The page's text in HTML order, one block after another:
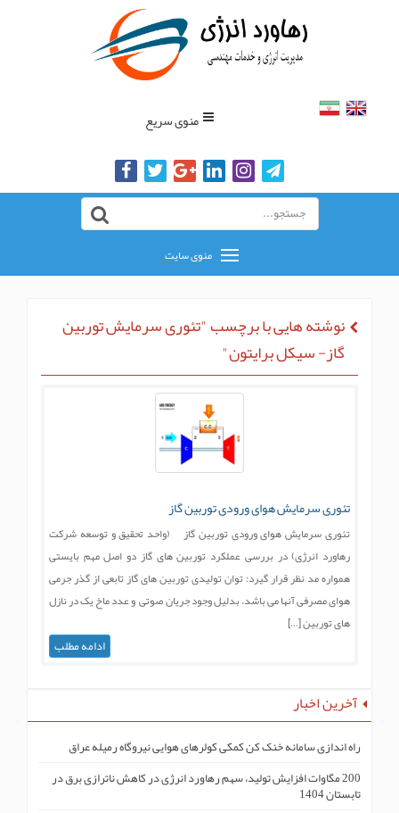
منوی سریع
منوی سایت
نوشته هایی با برچسب "تئوری سرمایش توربین
گاز- سیکل برایتون"
تئوری سرمایش هوای ورودی توربین گاز
تئوری سرمایش هوای ورودی توربین گاز (واحد تحقیق و توسعه شرکت
رهاورد انرژی) در بررسی عملکرد توربین های گاز دو اصل مهم بایستی
همواره مد نظر قرار گیرد: توان تولیدی توربین های گاز تابعی از گذر جرمی
هوای مصرفی آنها می باشد. بدلیل وجود جریان صوتی و عدد ماخ یک در نازل
های توربین […]
ادامه مطلب
آخرین اخبار
راه اندازی سامانه خنک کن کمکی کولرهای هوایی نیروگاه رمیله عراق
200 مگاوات افزایش تولید، سهم رهاورد انرژی در کاهش ناترازی برق در
تابستان 1404